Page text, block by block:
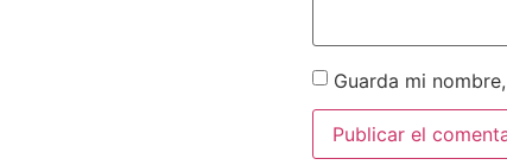
Guarda mi